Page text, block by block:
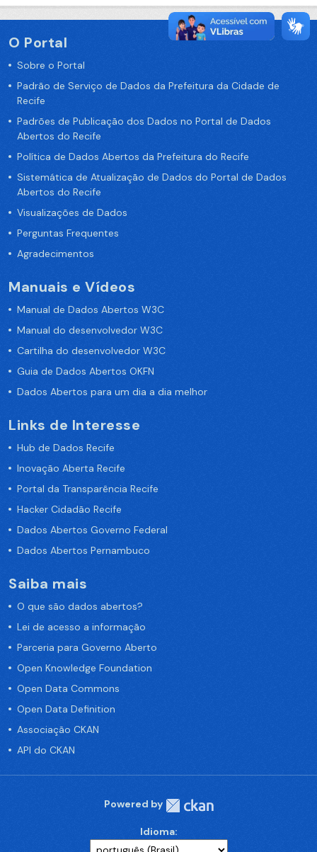
O Portal
Sobre o Portal
Padrão de Serviço de Dados da Prefeitura da Cidade de
Recife
Padrões de Publicação dos Dados no Portal de Dados
Abertos do Recife
Política de Dados Abertos da Prefeitura do Recife
Sistemática de Atualização de Dados do Portal de Dados
Abertos do Recife
Visualizações de Dados
Perguntas Frequentes
Agradecimentos
Manuais e Vídeos
Manual de Dados Abertos W3C
Manual do desenvolvedor W3C
Cartilha do desenvolvedor W3C
Guia de Dados Abertos OKFN
Dados Abertos para um dia a dia melhor
Links de Interesse
Hub de Dados Recife
Inovação Aberta Recife
Portal da Transparência Recife
Hacker Cidadão Recife
Dados Abertos Governo Federal
Dados Abertos Pernambuco
Saiba mais
O que são dados abertos?
Lei de acesso a informação
Parceria para Governo Aberto
Open Knowledge Foundation
Open Data Commons
Open Data Definition
Associação CKAN
API do CKAN
Powered by
Idioma